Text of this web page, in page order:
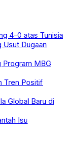
4-0 atas Tunisia
Usut Dugaan
Program MBG
Tren Positif
Global Baru di
Isu